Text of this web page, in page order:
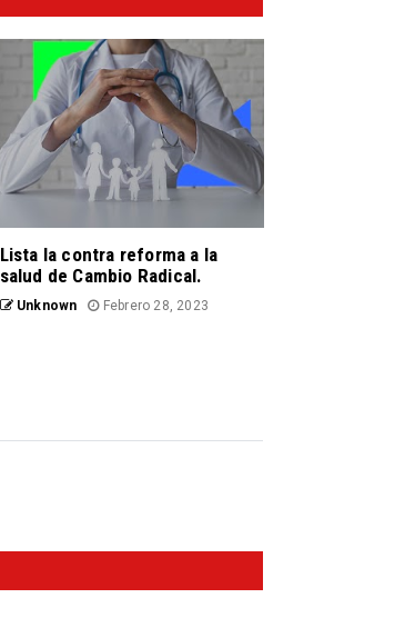
Lista la contra reforma a la
salud de Cambio Radical.
Unknown Febrero 28, 2023